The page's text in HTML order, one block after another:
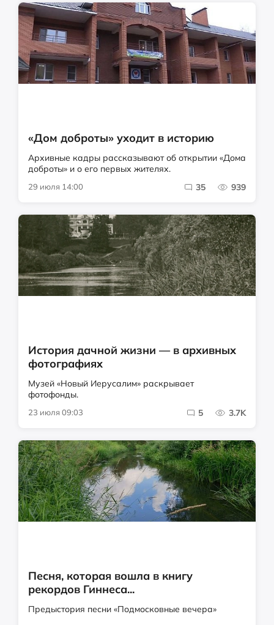
«Дом доброты» уходит в историю
Архивные кадры рассказывают об открытии «Дома
доброты» и о его первых жителях.
29 июля 14:00 35 939
История дачной жизни — в архивных
фотографиях
Музей «Новый Иерусалим» раскрывает
фотофонды.
23 июля 09:03 5 3.7K
Песня, которая вошла в книгу
рекордов Гиннеса...
Предыстория песни «Подмосковные вечера»